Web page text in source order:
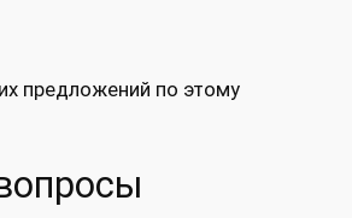
предложений по этому